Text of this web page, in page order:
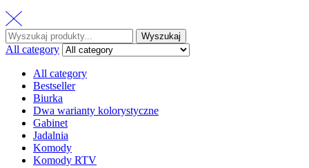
Wyszukaj
All category
All category
Bestseller
Biurka
Dwa warianty kolorystyczne
Gabinet
Jadalnia
Komody
Komody RTV